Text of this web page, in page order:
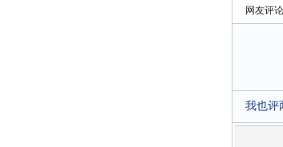
网友评论
我也评